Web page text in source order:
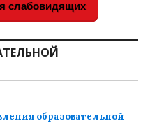
слабовидящих
образовательной